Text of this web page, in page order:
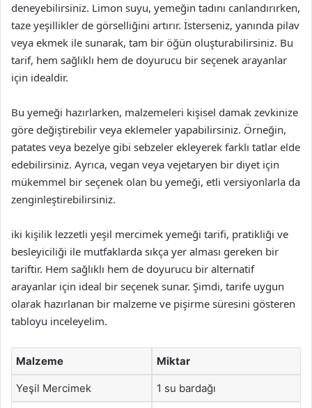
deneyebilirsiniz. Limon suyu, yemeğin tadını canlandırırken,
taze yeşillikler de görselliğini artırır. İsterseniz, yanında pilav
veya ekmek ile sunarak, tam bir öğün oluşturabilirsiniz. Bu
tarif, hem sağlıklı hem de doyurucu bir seçenek arayanlar
için idealdir.
Bu yemeği hazırlarken, malzemeleri kişisel damak zevkinize
göre değiştirebilir veya eklemeler yapabilirsiniz. Örneğin,
patates veya bezelye gibi sebzeler ekleyerek farklı tatlar elde
edebilirsiniz. Ayrıca, vegan veya vejetaryen bir diyet için
mükemmel bir seçenek olan bu yemeği, etli versiyonlarla da
zenginleştirebilirsiniz.
iki kişilik lezzetli yeşil mercimek yemeği tarifi, pratikliği ve
besleyiciliği ile mutfaklarda sıkça yer alması gereken bir
tariftir. Hem sağlıklı hem de doyurucu bir alternatif
arayanlar için ideal bir seçenek sunar. Şimdi, tarife uygun
olarak hazırlanan bir malzeme ve pişirme süresini gösteren
tabloyu inceleyelim.
Malzeme Miktar
Yeşil Mercimek 1 su bardağı